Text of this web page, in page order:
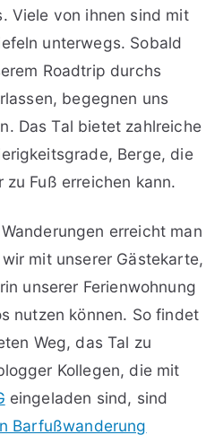
Viele von ihnen sind mit
unterwegs. Sobald
Roadtrip durchs
begegnen uns
Das Tal bietet zahlreiche
Berge, die
Fuß erreichen kann.
erreicht man
mit unserer Gästekarte,
unserer Ferienwohnung
nutzen können. So findet
Weg, das Tal zu
Kollegen, die mit
eingeladen sind, sind
Barfußwanderung